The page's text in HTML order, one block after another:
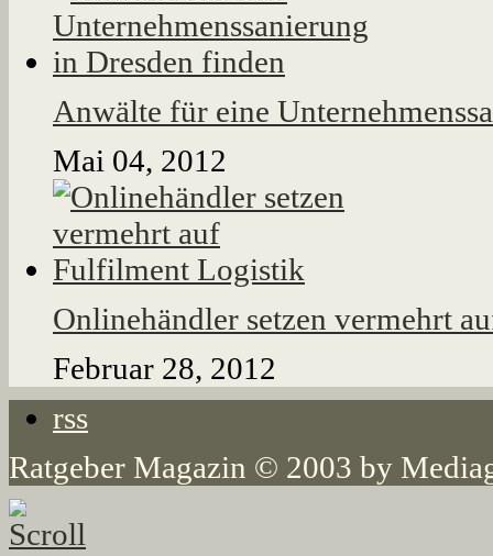
Anwälte für eine
Mai 04, 2012
Onlinehändler setzen vermehrt
Februar 28, 2012
rss
Ratgeber Magazin © 2003 by